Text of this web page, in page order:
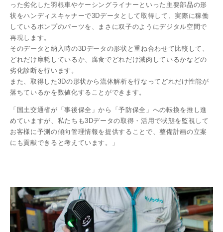
った劣化した羽根車やケーシングライナーといった主要部品の形
状をハンディスキャナーで3Dデータとして取得して、実際に稼働
しているポンプのパーツを、まさに双子のようにデジタル空間で
再現します。
そのデータと納入時の3Dデータの形状と重ね合わせて比較して、
どれだけ摩耗しているか、腐食でどれだけ減肉しているかなどの
劣化診断を行います。
また、取得した3Dの形状から流体解析を行なってどれだけ性能が
落ちているかを数値化することができます。
「国土交通省が「事後保全」から「予防保全」への転換を推し進
めていますが、私たちも3Dデータの取得・活用で状態を監視して
お客様に予測の傾向管理情報を提供することで、整備計画の立案
にも貢献できると考えています。」